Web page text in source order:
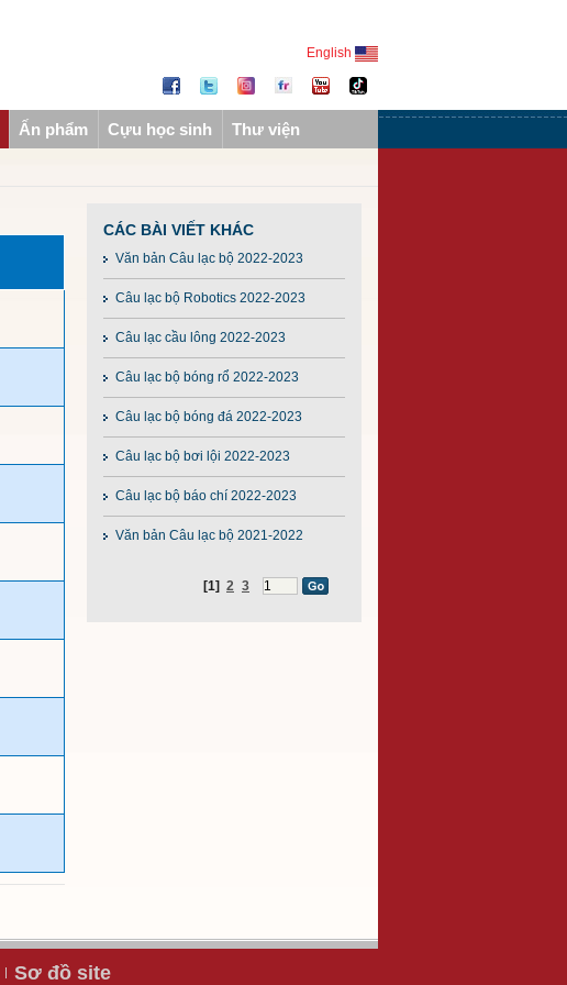
English
Ấn phẩm Cựu học sinh Thư viện
CÁC BÀI VIẾT KHÁC
Văn bản Câu lạc bộ 2022-2023
Câu lạc bộ Robotics 2022-2023
Câu lạc cầu lông 2022-2023
Câu lạc bộ bóng rổ 2022-2023
Câu lạc bộ bóng đá 2022-2023
Câu lạc bộ bơi lội 2022-2023
Câu lạc bộ báo chí 2022-2023
Văn bản Câu lạc bộ 2021-2022
[1] 2 3
Sơ đồ site